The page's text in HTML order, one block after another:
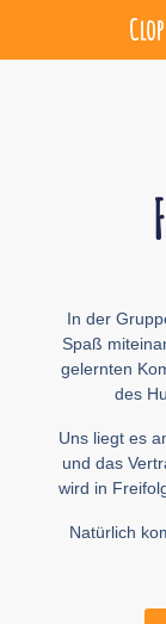
In der
Spaß
gelernten
des
Uns liegt es
und das
wird in
Natürlich